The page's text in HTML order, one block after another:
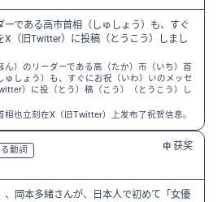
ーである高市首相（しゅしょう）も、すぐ
X（旧Twitter）に投稿（とうこう）しまし
ん）のリーダーである高（たか）市（いち）首
ゅしょう）も、すぐにお祝（いわ）いのメッセ
）に投（とう）稿（こう）（とうこう）し
相也立刻在X（旧Twitter）上发布了祝贺信息。
動詞 中 获奖
、岡本多緒さんが、日本人で初めて「女優